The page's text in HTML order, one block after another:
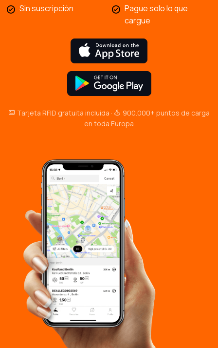
Sin suscripción
Pague solo lo que
cargue
Tarjeta RFID gratuita incluida ·
900.000+ puntos de carga
en toda Europa